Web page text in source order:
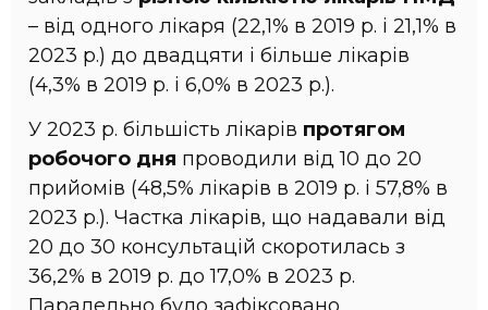
– від одного лікаря (22,1% в 2019 р. і 21,1% в
2023 р.) до двадцяти і більше лікарів
(4,3% в 2019 р. і 6,0% в 2023 р.).
У 2023 р. більшість лікарів протягом
робочого дня проводили від 10 до 20
прийомів (48,5% лікарів в 2019 р. і 57,8% в
2023 р.). Частка лікарів, що надавали від
20 до 30 консультацій скоротилась з
36,2% в 2019 р. до 17,0% в 2023 р.